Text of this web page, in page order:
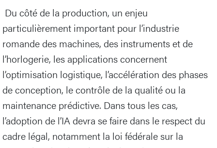
Du côté de la production, un enjeu
particulièrement important pour l’industrie
romande des machines, des instruments et de
l’horlogerie, les applications concernent
l’optimisation logistique, l’accélération des phases
de conception, le contrôle de la qualité ou la
maintenance prédictive. Dans tous les cas,
l’adoption de l’IA devra se faire dans le respect du
cadre légal, notamment la loi fédérale sur la